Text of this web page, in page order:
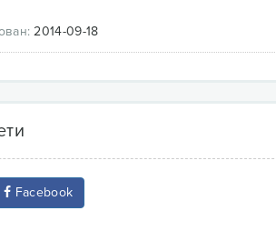
2014-09-18
Facebook